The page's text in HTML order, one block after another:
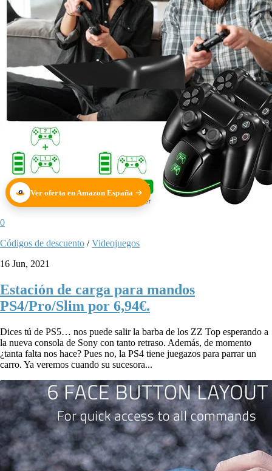
Ver oferta en Amazon España
0
Códigos de descuento /Videojuegos
16 Jun, 2021
Estación de carga para mandos
PS4/Pro/Slim por 6,94€.
Dices tú de PS5… nos puede salir la barba de los ZZ Top esperando a
la nueva consola de Sony con tanto retraso. Además, de momento
¿tanta falta nos hace? Pues no, la PS4 tiene juegazos para parrar un
carro. Ya veremos cuando su sucesora...